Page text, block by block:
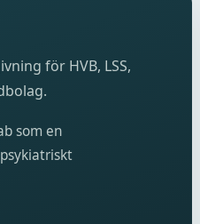
för HVB, LSS,
som en